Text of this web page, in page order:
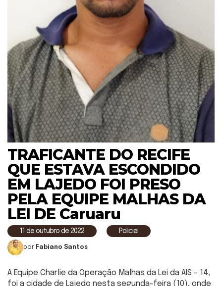
TRAFICANTE DO RECIFE
QUE ESTAVA ESCONDIDO
EM LAJEDO FOI PRESO
PELA EQUIPE MALHAS DA
LEI DE Caruaru
11 de outubro de 2022 Policial
por Fabiano Santos
A Equipe Charlie da Operação Malhas da Lei da AIS – 14,
foi a cidade de Lajedo nesta segunda-feira (10), onde